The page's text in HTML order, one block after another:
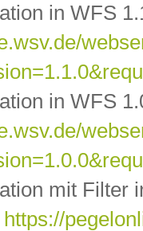
in WFS
in WFS
mit Filter
https://